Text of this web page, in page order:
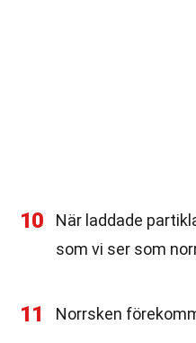
10
När laddade
som vi ser som
11 Norrsken